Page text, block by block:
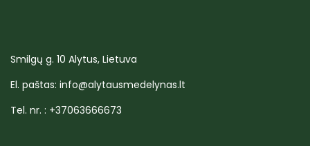
Smilgų g. 10 Alytus, Lietuva
El. paštas: info@alytausmedelynas.lt
Tel. nr. : +37063666673